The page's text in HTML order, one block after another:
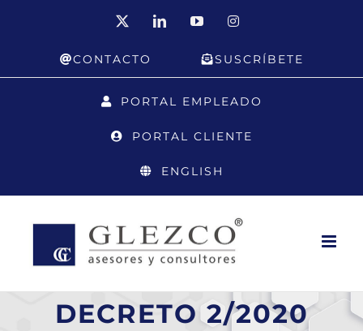
LinkedInYouTubeInstagram
CONTACTO SUSCRÍBETE
PORTAL EMPLEADO
PORTAL CLIENTE
ENGLISH
DECRETO 2/2020